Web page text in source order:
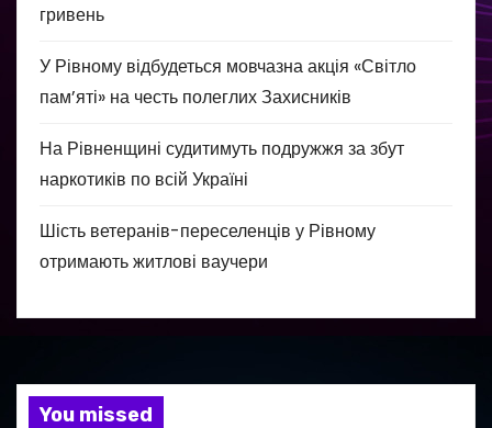
гривень
У Рівному відбудеться мовчазна акція «Світло
пам’яті» на честь полеглих Захисників
На Рівненщині судитимуть подружжя за збут
наркотиків по всій Україні
Шість ветеранів-переселенців у Рівному
отримають житлові ваучери
You missed